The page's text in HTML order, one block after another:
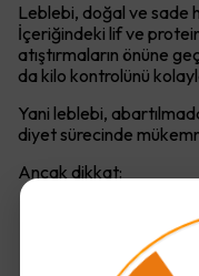
Leblebi, doğal ve sade
İçeriğindeki lif ve
atıştırmaların önüne
da kilo kontrolünü
Yani leblebi,
diyet sürecinde
Ancak dikkat:
Fazla
gramdan
Tuzlu,